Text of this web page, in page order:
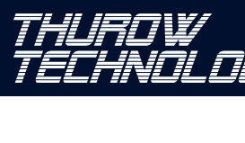
Zum
Inhalt
springen